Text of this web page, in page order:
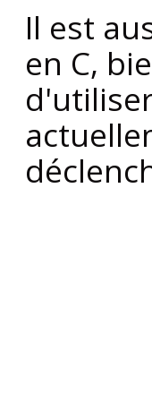
Il est
en C,